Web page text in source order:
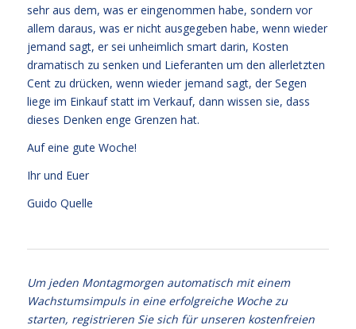
sehr aus dem, was er eingenommen habe, sondern vor
allem daraus, was er nicht ausgegeben habe, wenn wieder
jemand sagt, er sei unheimlich smart darin, Kosten
dramatisch zu senken und Lieferanten um den allerletzten
Cent zu drücken, wenn wieder jemand sagt, der Segen
liege im Einkauf statt im Verkauf, dann wissen sie, dass
dieses Denken enge Grenzen hat.
Auf eine gute Woche!
Ihr und Euer
Guido Quelle
Um jeden Montagmorgen automatisch mit einem
Wachstumsimpuls in eine erfolgreiche Woche zu
starten, registrieren Sie sich für unseren kostenfreien